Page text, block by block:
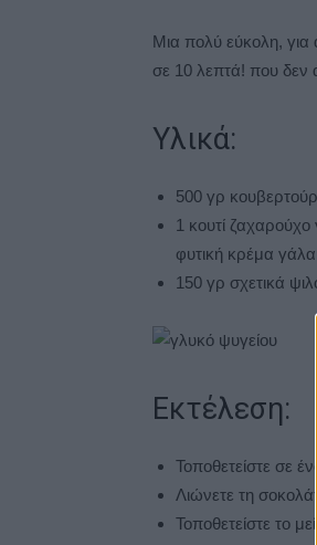
Μια πολύ εύκολη, για
σε 10 λεπτά! που δεν
Υλικά:
500 γρ
1 κουτί
φυτική κρέμα
150 γρ σχετικά
Εκτέλεση:
Τοποθετείστε σε
Λιώνετε τη
Τοποθετείστε το